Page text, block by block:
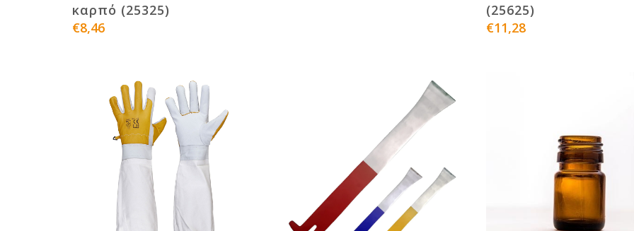
καρπό (25325)
€8,46
(25625)
€11,28